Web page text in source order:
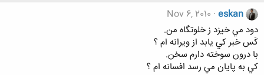
eskan
Nov 6, 2010
دود مي خيزد ز خلوتگاه من.
كَس خبر كي يابد از ويرانه ام ؟
با درون سوخته دارم سخن.
كي به پايان مي رسد افسانه ام ؟